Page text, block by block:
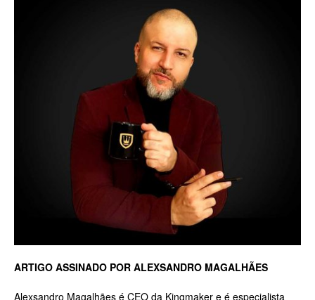
ARTIGO ASSINADO POR ALEXSANDRO MAGALHÃES
Alexsandro Magalhães é CEO da Kingmaker e é especialista